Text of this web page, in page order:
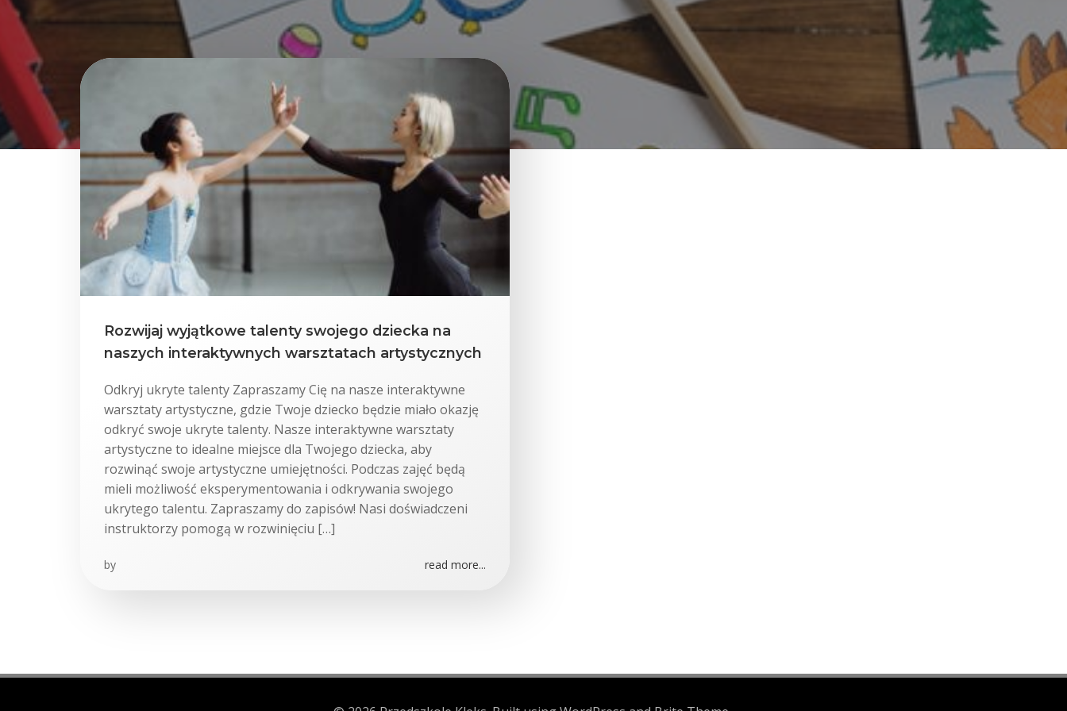
Rozwijaj wyjątkowe talenty swojego dziecka na
naszych interaktywnych warsztatach artystycznych
Odkryj ukryte talenty Zapraszamy Cię na nasze interaktywne
warsztaty artystyczne, gdzie Twoje dziecko będzie miało okazję
odkryć swoje ukryte talenty. Nasze interaktywne warsztaty
artystyczne to idealne miejsce dla Twojego dziecka, aby
rozwinąć swoje artystyczne umiejętności. Podczas zajęć będą
mieli możliwość eksperymentowania i odkrywania swojego
ukrytego talentu. Zapraszamy do zapisów! Nasi doświadczeni
instruktorzy pomogą w rozwinięciu […]
by read more...